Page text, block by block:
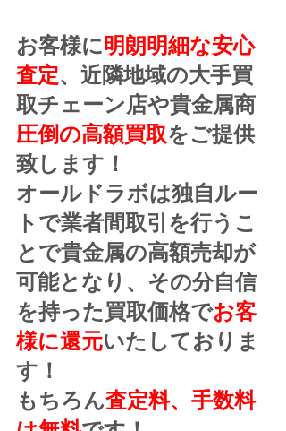
お客様に明朗明細な安心
査定、近隣地域の大手買
取チェーン店や貴金属商
圧倒の高額買取をご提供
致します！
オールドラボは独自ルー
トで業者間取引を行うこ
とで貴金属の高額売却が
可能となり、その分自信
を持った買取価格でお客
様に還元いたしておりま
す！
もちろん査定料、手数料